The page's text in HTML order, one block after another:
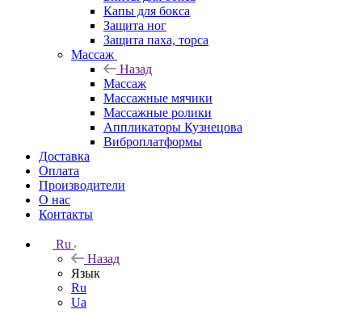
Капы для бокса
Защита ног
Защита паха, торса
Массаж
Назад
Массаж
Массажные мячики
Массажные ролики
Аппликаторы Кузнецова
Виброплатформы
Доставка
Оплата
Производители
О нас
Контакты
Ru
Назад
Язык
Ru
Ua